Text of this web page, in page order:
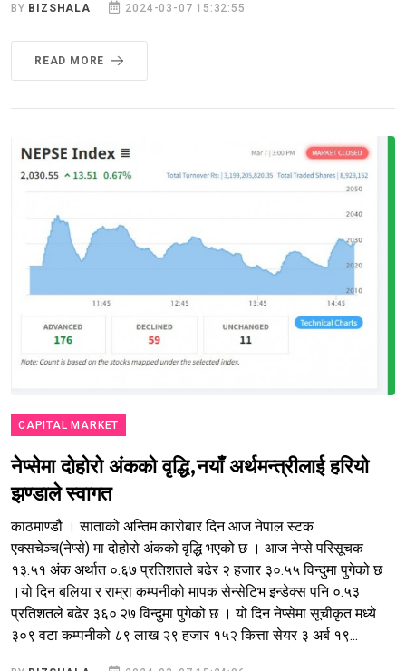
BY BIZSHALA 2024-03-07 15:32:55
READ MORE
CAPITAL MARKET
नेप्सेमा दोहोरो अंकको वृद्धि,नयाँ अर्थमन्त्रीलाई हरियो
झण्डाले स्वागत
काठमाण्डौ । साताको अन्तिम कारोबार दिन आज नेपाल स्टक
एक्सचेञ्च(नेप्से) मा दोहोरो अंकको वृद्धि भएको छ । आज नेप्से परिसूचक
१३.५१ अंक अर्थात ०.६७ प्रतिशतले बढेर २ हजार ३०.५५ विन्दुमा पुगेको छ
।यो दिन बलिया र राम्रा कम्पनीको मापक सेन्सेटिभ इन्डेक्स पनि ०.५३
प्रतिशतले बढेर ३६०.२७ विन्दुमा पुगेको छ । यो दिन नेप्सेमा सूचीकृत मध्ये
३०९ वटा कम्पनीको ८९ लाख २९ हजार १५२ कित्ता सेयर ३ अर्ब १९...